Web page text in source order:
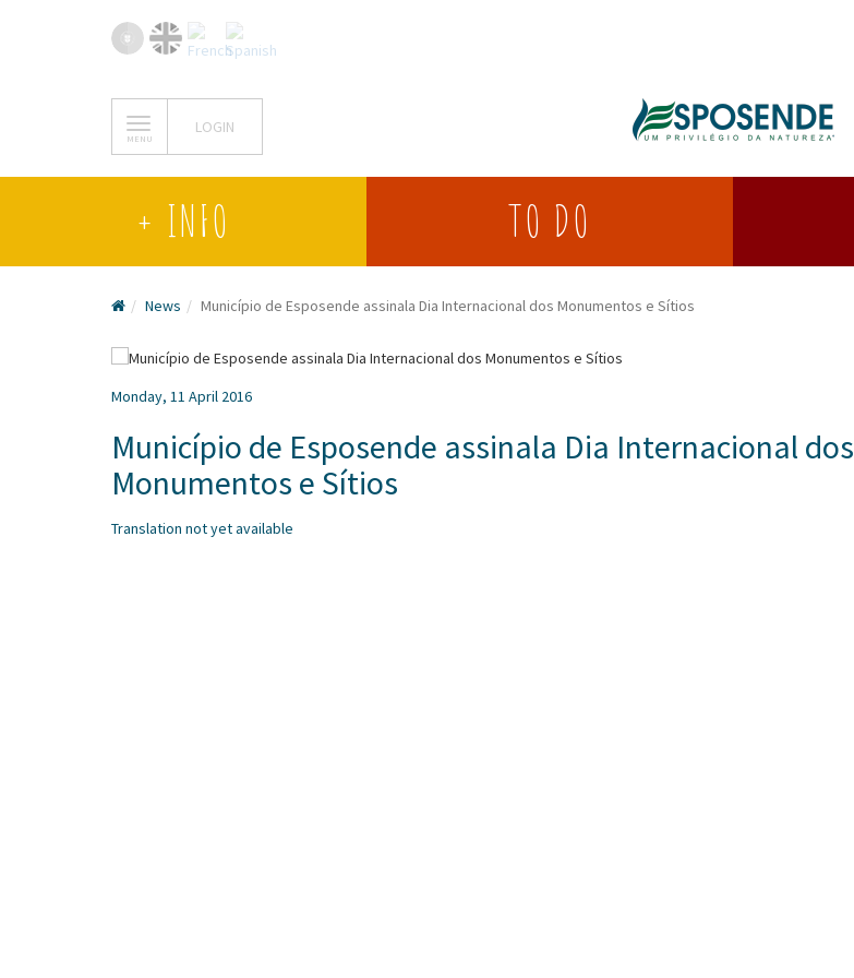
MENU
LOGIN
+ INFO TO DO
News Município de Esposende assinala Dia Internacional dos Monumentos e Sítios
Monday, 11 April 2016
Município de Esposende assinala Dia Internacional dos
Monumentos e Sítios
Translation not yet available